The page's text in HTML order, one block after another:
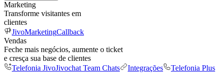
Marketing
Transforme visitantes em
clientes
JivoMarketingCallback
Vendas
Feche mais negócios, aumente o ticket
e cresça sua base de clientes
Telefonia JivoJivochat Team Chats Integrações
Telefonia Plus